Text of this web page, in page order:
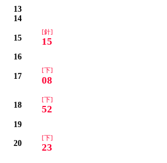
13
14
15
[針]
15
16
17
[下]
08
18
[下]
52
19
20
[下]
23